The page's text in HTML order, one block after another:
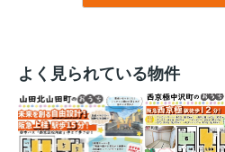
よく見られている物件